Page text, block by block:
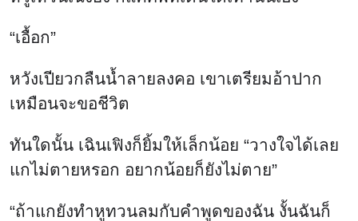
“เอื้อก”
หวังเปียวกลืนน้ำลายลงคอ เขาเตรียมอ้าปาก
เหมือนจะขอชีวิต
ทันใดนั้น เฉินเฟิงก็ยิ้มให้เล็กน้อย “วางใจได้เลย
แกไม่ตายหรอก อยากน้อยก็ยังไม่ตาย”
“ถ้าแกยังทำหูทวนลมกับคำพูดของฉัน งั้นฉันก็